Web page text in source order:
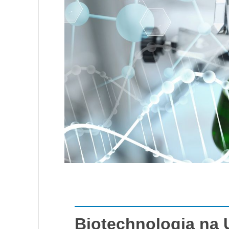
Biotechnologia na